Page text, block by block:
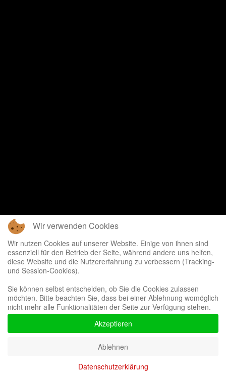
Wir verwenden Cookies
Wir nutzen Cookies auf unserer Website. Einige von ihnen sind
essenziell für den Betrieb der Seite, während andere uns helfen,
diese Website und die Nutzererfahrung zu verbessern (Tracking-
und Session-Cookies).
Sie können selbst entscheiden, ob Sie die Cookies zulassen
möchten. Bitte beachten Sie, dass bei einer Ablehnung womöglich
nicht mehr alle Funktionalitäten der Seite zur Verfügung stehen.
Akzeptieren
Ablehnen
Datenschutzerklärung